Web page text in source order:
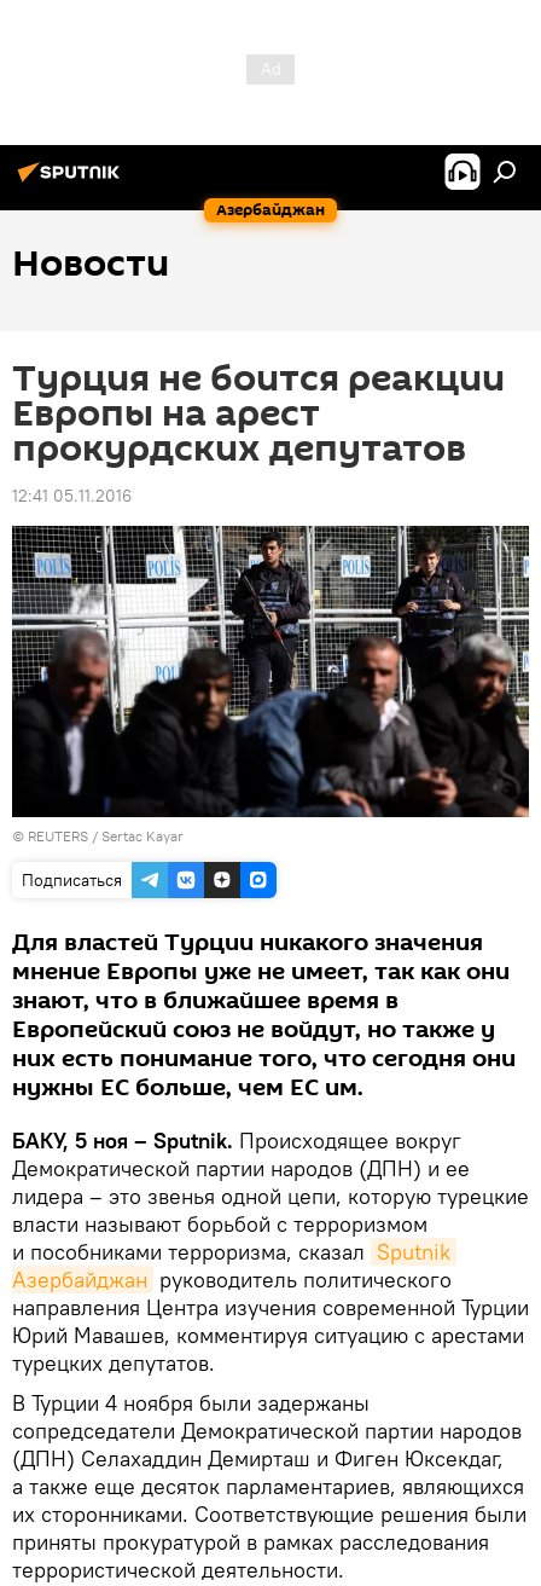
Азербайджан
Новости
Турция не боится реакции
Европы на арест
прокурдских депутатов
12:41 05.11.2016
© REUTERS / Sertac Kayar
Подписаться
Для властей Турции никакого значения
мнение Европы уже не имеет, так как они
знают, что в ближайшее время в
Европейский союз не войдут, но также у
них есть понимание того, что сегодня они
нужны ЕС больше, чем ЕС им.
БАКУ, 5 ноя – Sputnik. Происходящее вокруг
Демократической партии народов (ДПН) и ее
лидера – это звенья одной цепи, которую турецкие
власти называют борьбой с терроризмом
и пособниками терроризма, сказал Sputnik
Азербайджан руководитель политического
направления Центра изучения современной Турции
Юрий Мавашев, комментируя ситуацию с арестами
турецких депутатов.
В Турции 4 ноября были задержаны
сопредседатели Демократической партии народов
(ДПН) Селахаддин Демирташ и Фиген Юксекдаг,
а также еще десяток парламентариев, являющихся
их сторонниками. Соответствующие решения были
приняты прокуратурой в рамках расследования
террористической деятельности.